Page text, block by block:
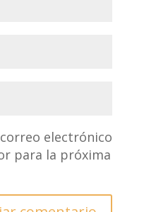
electrónico
para la próxima